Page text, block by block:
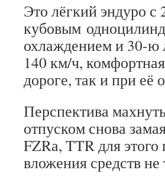
Это лёгкий эндуро с
кубовым
охлаждением и 30-ю
140 км/ч,
дороге, так и при её
Перспектива
отпуском снова
FZRа, TTR для
вложения средств не